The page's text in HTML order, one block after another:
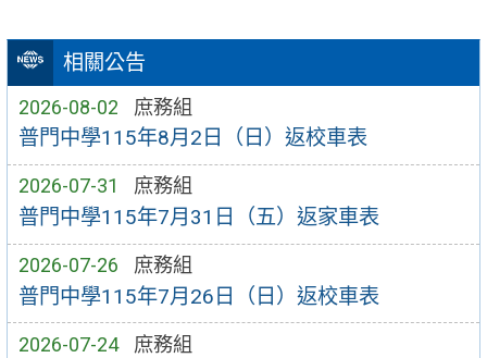
相關公告
2026-08-02 庶務組
普門中學115年8月2日（日）返校車表
2026-07-31 庶務組
普門中學115年7月31日（五）返家車表
2026-07-26 庶務組
普門中學115年7月26日（日）返校車表
2026-07-24 庶務組